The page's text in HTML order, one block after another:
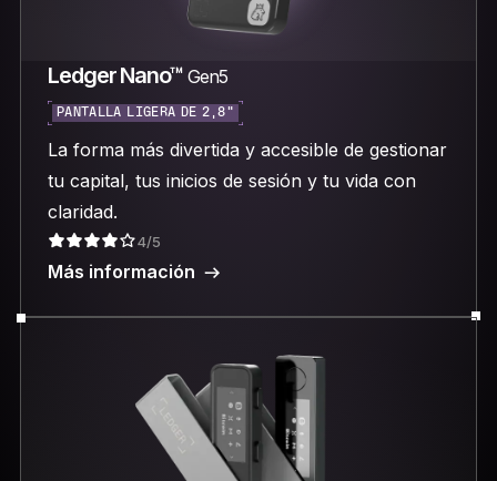
Ledger Nano™ Gen5
PANTALLA LIGERA DE 2,8"
La forma más divertida y accesible de gestionar
tu capital, tus inicios de sesión y tu vida con
claridad.
4/5
Más información